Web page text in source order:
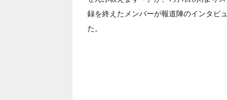
録を終えたメンバーが報道陣のインタビ
た。